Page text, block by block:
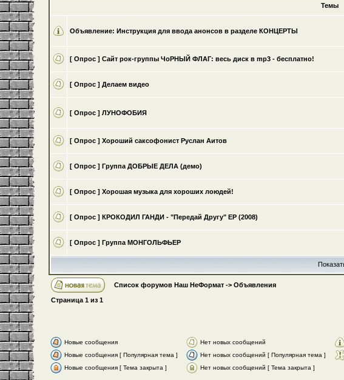
Темы
Объявление: Инструкция для ввода анонсов в разделе КОНЦЕРТЫ
[ Опрос ] Cайт рок-группы ЧоРНЫЙ ФЛАГ: весь диск в mp3 - бесплатно!
[ Опрос ] Делаем видео
[ Опрос ] ЛУНОФОБИЯ
[ Опрос ] Хороший саксофонист Руслан Аитов
[ Опрос ] Группа ДОБРЫЕ ДЕЛА (демо)
[ Опрос ] Хорошая музыка для хороших лоюдей!
[ Опрос ] КРОКОДИЛ ГАНДИ - "Передай Другу" ЕР (2008)
[ Опрос ] Группа МОНГОЛЬФЬЕР
Список форумов Наш НеФормат-> Объявления
Страница 1из 1
Новые сообщения Нет новых сообщений
Новые сообщения [ Популярная тема ]
Нет новых сообщений [ Популярная тема ]
Новые сообщения [ Тема закрыта ]
Нет новых сообщений [ Тема закрыта ]